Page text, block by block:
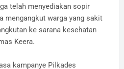
telah menyediakan sopir
mengangkut warga yang sakit
ke sarana kesehatan
Keera.
kampanye Pilkades